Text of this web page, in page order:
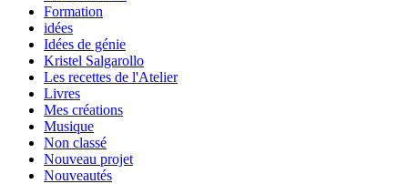
Formation
idées
Idées de génie
Kristel Salgarollo
Les recettes de l'Atelier
Livres
Mes créations
Musique
Non classé
Nouveau projet
Nouveautés